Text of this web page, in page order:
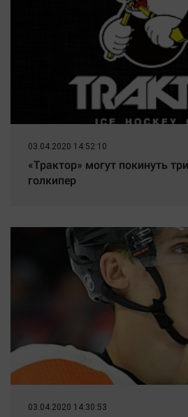
03.04.2020 14:52:10
«Трактор» могут покинуть
голкипер
03.04.2020 14:30:53